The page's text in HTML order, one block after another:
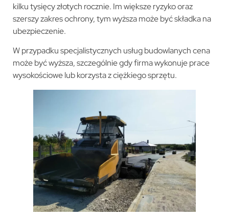
kilku tysięcy złotych rocznie. Im większe ryzyko oraz
szerszy zakres ochrony, tym wyższa może być składka na
ubezpieczenie.
W przypadku specjalistycznych usług budowlanych cena
może być wyższa, szczególnie gdy firma wykonuje prace
wysokościowe lub korzysta z ciężkiego sprzętu.